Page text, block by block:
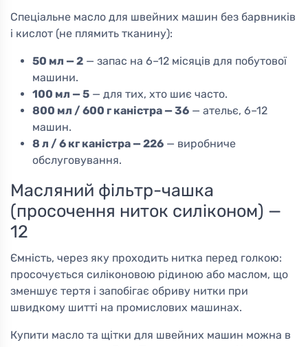
Спеціальне масло для швейних машин без барвників
і кислот (не плямить тканину):
50 мл — 2 — запас на 6–12 місяців для побутової
машини.
100 мл — 5 — для тих, хто шиє часто.
800 мл / 600 г каністра — 36 — ательє, 6–12
машин.
8 л / 6 кг каністра — 226 — виробниче
обслуговування.
Масляний фільтр-чашка
(просочення ниток силіконом) —
12
Ємність, через яку проходить нитка перед голкою:
просочується силіконовою рідиною або маслом, що
зменшує тертя і запобігає обриву нитки при
швидкому шитті на промислових машинах.
Купити масло та щітки для швейних машин можна в